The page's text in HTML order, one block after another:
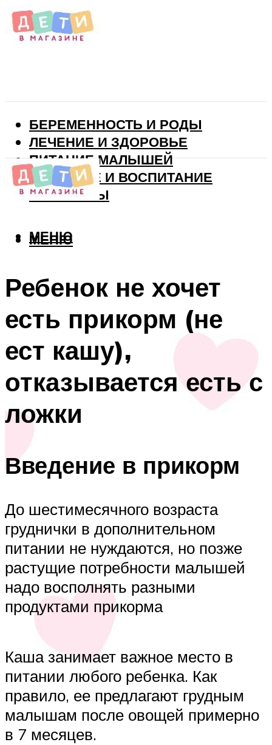
БЕРЕМЕННОСТЬ И РОДЫ
ЛЕЧЕНИЕ И ЗДОРОВЬЕ
ПИТАНИЕ МАЛЫШЕЙ
РАЗВИТИЕ И ВОСПИТАНИЕ
ВИТАМИНЫ
МЕНЮ
МЕНЮ
Ребенок не хочет
есть прикорм (не
ест кашу),
отказывается есть с
ложки
Введение в прикорм
До шестимесячного возраста
груднички в дополнительном
питании не нуждаются, но позже
растущие потребности малышей
надо восполнять разными
продуктами прикорма
Каша занимает важное место в
питании любого ребенка. Как
правило, ее предлагают грудным
малышам после овощей примерно
в 7 месяцев.